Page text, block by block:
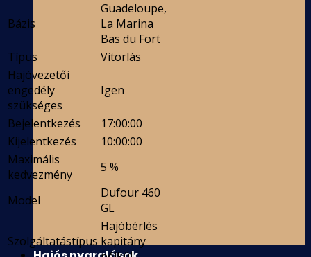
Bázis
Guadeloupe,
La Marina
Bas du Fort
Típus
Vitorlás
Hajóvezetői
engedély
szükséges
Igen
Bejelentkezés
17:00:00
Kijelentkezés
10:00:00
Maximális
kedvezmény
5 %
Model
Dufour 460
GL
Szolgáltatástípus
Hajóbérlés
kapitány